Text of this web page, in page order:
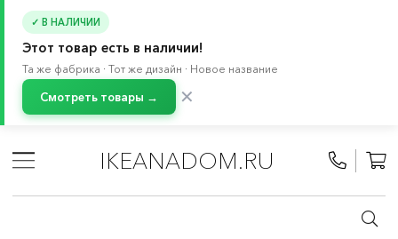
✓ В НАЛИЧИИ
Этот товар есть в наличии!
Та же фабрика · Тот же дизайн · Новое название
Смотреть товары → ✕
IKEANADOM.RU
/
Система хранения БЕСТО / Ручки